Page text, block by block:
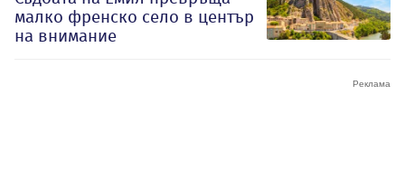
малко френско село в център
на внимание